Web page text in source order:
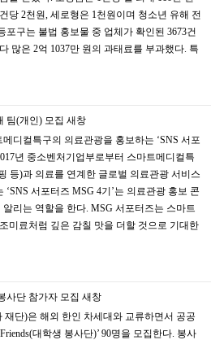
당 2천원, 세로형은 1천원이며 청소년 유해 전
포구는 불법 홍보물 중 업체가 확인된 3673건
많은 2억 1037만 원의 과태료를 부과했다. 특
팀(개인) 모집 새창
디컬특구의 의료관광을 홍보하는 ‘SNS 서포
년 중소벤처기업부로부터 스마트메디컬특
등)과 의료를 연계한 글로벌 의료관광 서비스
서포터즈 MSG 4기’는 의료관광 홍보 콘
리는 역할을 한다. MSG 서포터즈는 스마트
미료처럼 깊은 감칠 맛을 더할 것으로 기대한
사단 참가자 모집 새창
단)은 해외 한인 차세대와 교류하면서 공공
대학생 봉사단)’ 90명을 모집한다. 봉사